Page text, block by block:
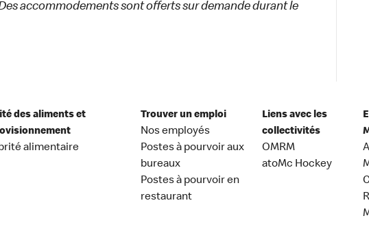
Des accommodements sont offerts sur demande durant le
des aliments et
alimentaire
Trouver un emploi
Nos employés
Postes à pourvoir aux
bureaux
Postes à pourvoir en
restaurant
Liens avec les
collectivités
OMRM
atoMc Hockey